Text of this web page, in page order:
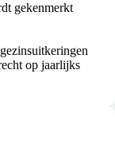
gekenmerkt
op jaarlijks